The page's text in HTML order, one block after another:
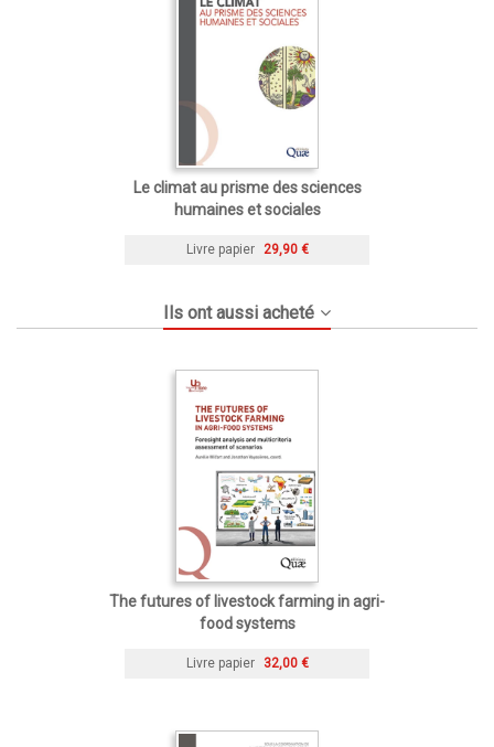
Le climat au prisme des sciences
humaines et sociales
Livre papier 29,90 €
Ils ont aussi acheté
The futures of livestock farming in agri-
food systems
Livre papier 32,00 €